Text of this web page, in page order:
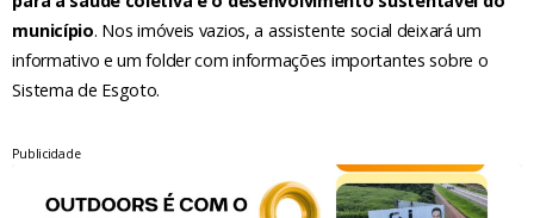
município. Nos imóveis vazios, a assistente social deixará um
informativo e um folder com informações importantes sobre o
Sistema de Esgoto.
Publicidade